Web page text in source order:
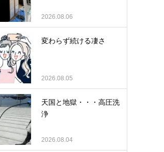
2026.08.06
変わらず続ける凄さ
2026.08.05
天国と地獄・・・高圧洗
浄
2026.08.04